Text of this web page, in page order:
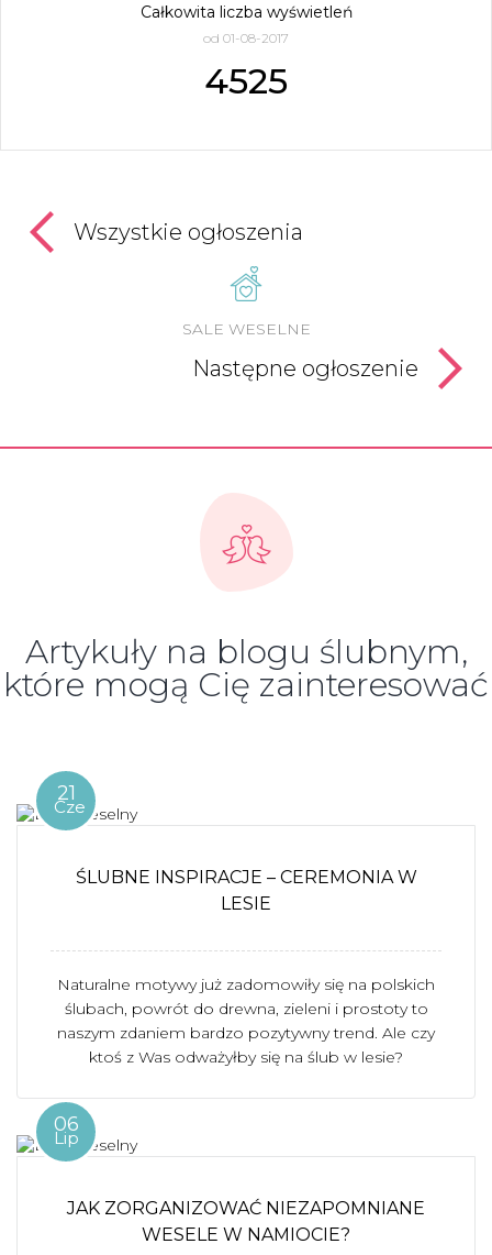
Całkowita liczba wyświetleń
od 01-08-2017
4525
Wszystkie ogłoszenia
SALE WESELNE
Następne ogłoszenie
Artykuły na blogu ślubnym,
które mogą Cię zainteresować
21
Cze
ŚLUBNE INSPIRACJE – CEREMONIA W
LESIE
Naturalne motywy już zadomowiły się na polskich
ślubach, powrót do drewna, zieleni i prostoty to
naszym zdaniem bardzo pozytywny trend. Ale czy
ktoś z Was odważyłby się na ślub w lesie?
06
Lip
JAK ZORGANIZOWAĆ NIEZAPOMNIANE
WESELE W NAMIOCIE?